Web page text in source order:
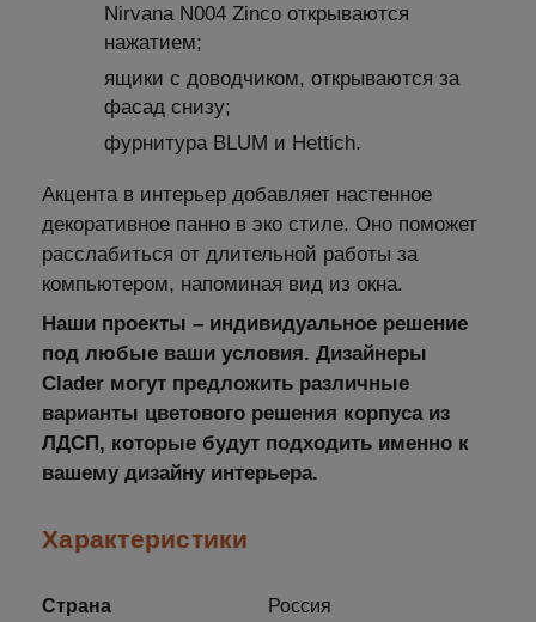
Nirvana N004 Zinco открываются
нажатием;
ящики с доводчиком, открываются за
фасад снизу;
фурнитура BLUM и Hettich.
Акцента в интерьер добавляет настенное
декоративное панно в эко стиле. Оно поможет
расслабиться от длительной работы за
компьютером, напоминая вид из окна.
Наши проекты – индивидуальное решение
под любые ваши условия. Дизайнеры
Clader могут предложить различные
варианты цветового решения корпуса из
ЛДСП, которые будут подходить именно к
вашему дизайну интерьера.
Характеристики
Страна
Россия